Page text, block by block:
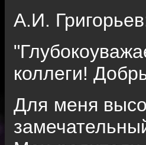
А.И.
коллеги!
Для меня